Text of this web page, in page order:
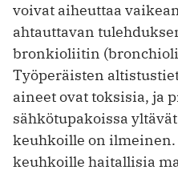
voivat aiheuttaa
ahtauttavan
bronkioliitin
Työperäisten
aineet ovat toksisia, ja
sähkötupakoissa
keuhkoille on
keuhkoille haitallisia